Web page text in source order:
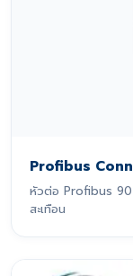
Profibus
หัวต่อ Profibus
สะเทือน